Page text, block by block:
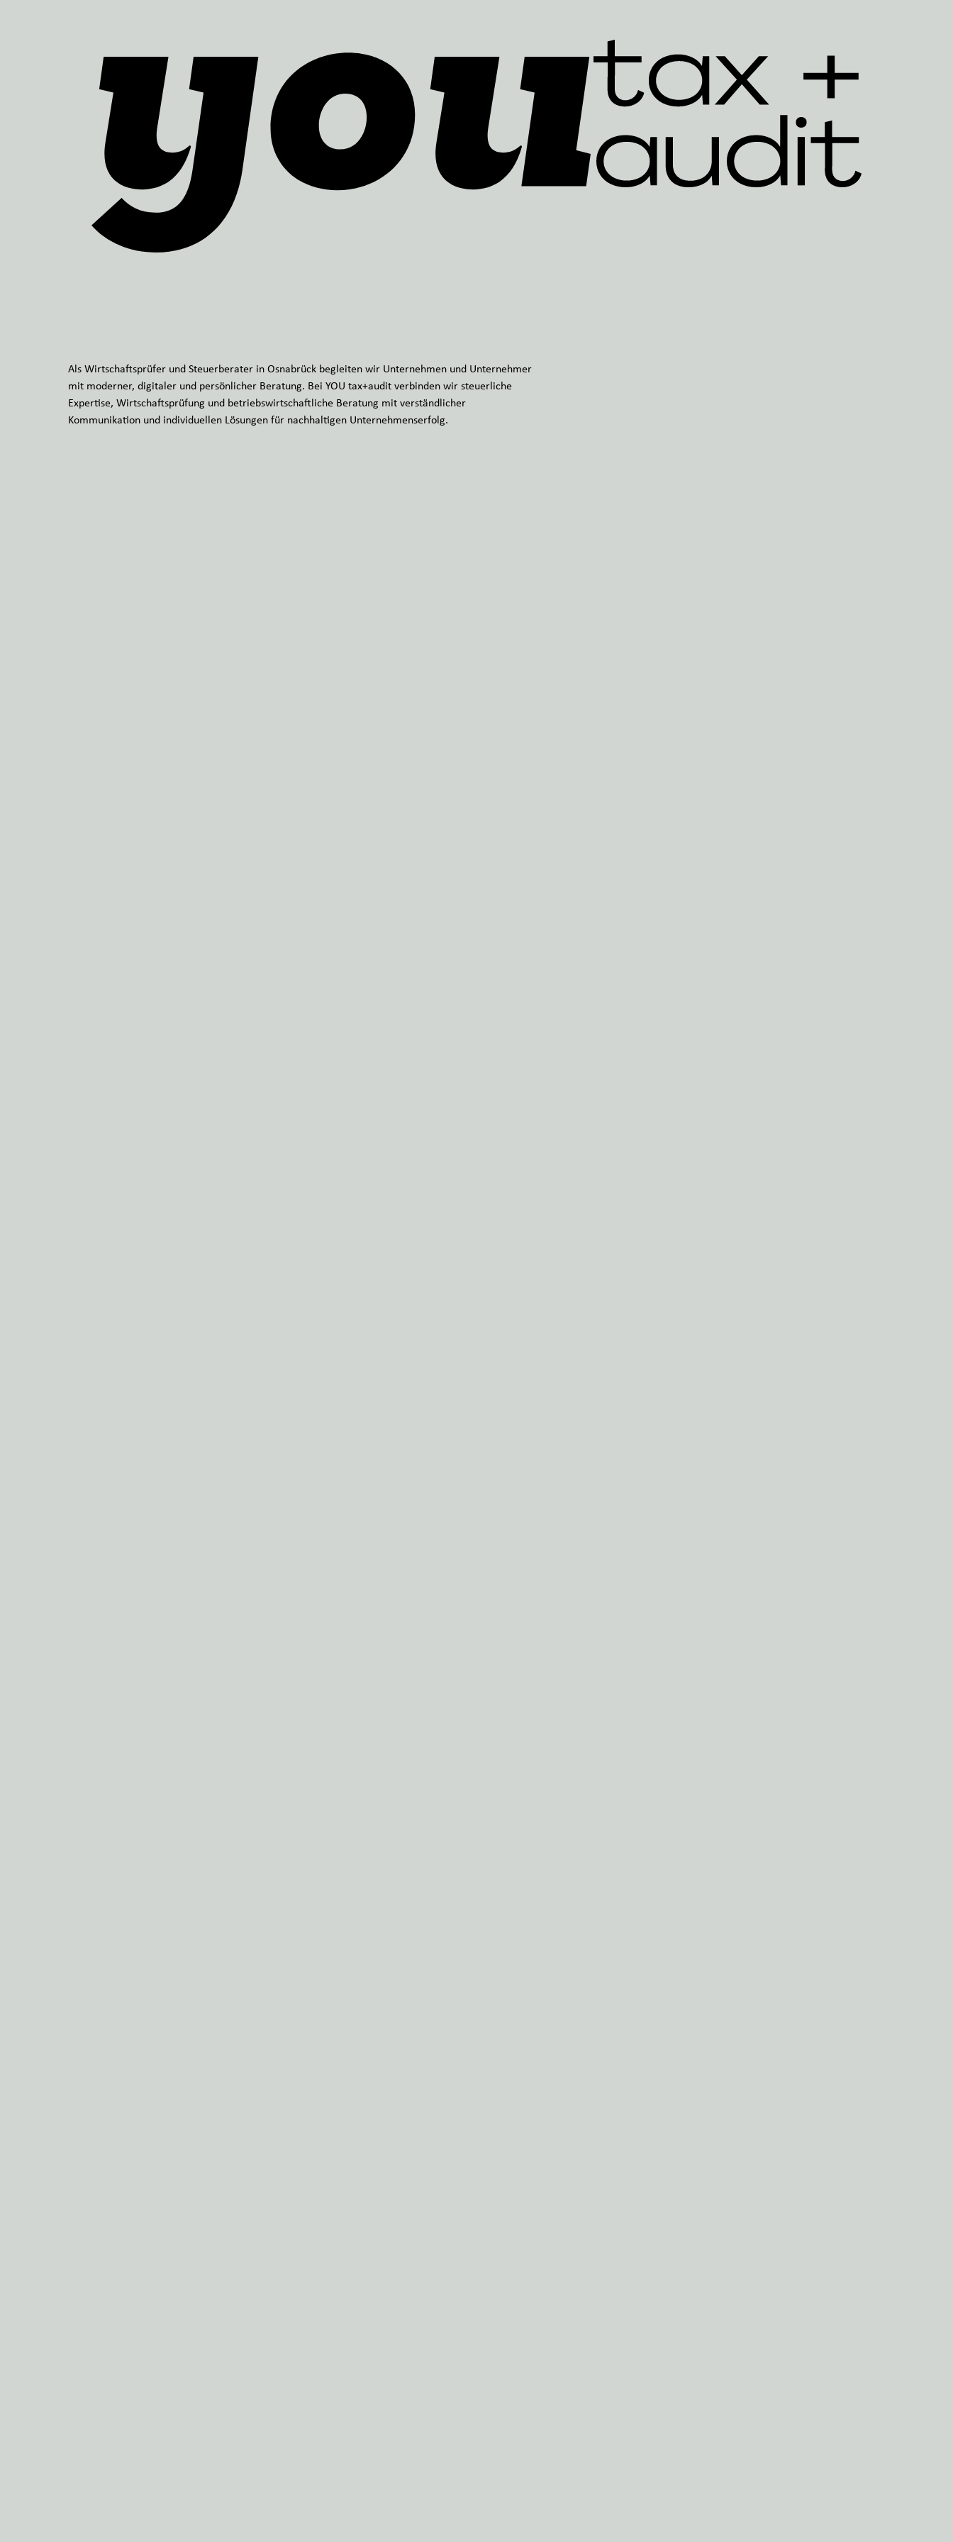
Als Wirtschaftsprüfer und Steuerberater in Osnabrück begleiten wir Unternehmen und Unternehmer
mit moderner, digitaler und persönlicher Beratung. Bei YOU tax+audit verbinden wir steuerliche
Expertise, Wirtschaftsprüfung und betriebswirtschaftliche Beratung mit verständlicher
Kommunikation und individuellen Lösungen für nachhaltigen Unternehmenserfolg.